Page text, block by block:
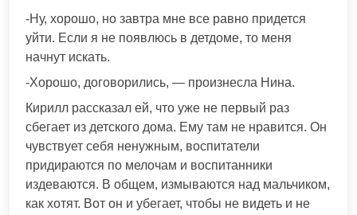
-Ну, хорошо, но завтра мне все равно придется
уйти. Если я не появлюсь в детдоме, то меня
начнут искать.
-Хорошо, договорились, — произнесла Нина.
Кирилл рассказал ей, что уже не первый раз
сбегает из детского дома. Ему там не нравится. Он
чувствует себя ненужным, воспитатели
придираются по мелочам и воспитанники
издеваются. В общем, измываются над мальчиком,
как хотят. Вот он и убегает, чтобы не видеть и не